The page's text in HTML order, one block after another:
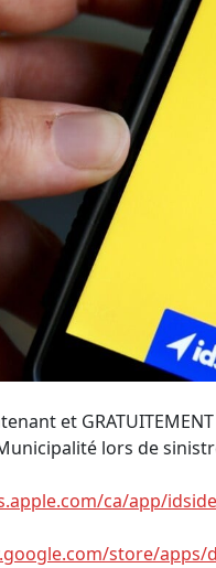
et
lors de
ca/app/
store/apps/